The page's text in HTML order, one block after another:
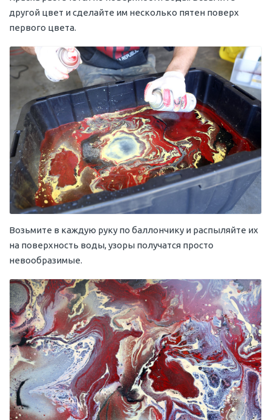
другой цвет и сделайте им несколько пятен поверх
первого цвета.
Возьмите в каждую руку по баллончику и распыляйте их
на поверхность воды, узоры получатся просто
невообразимые.